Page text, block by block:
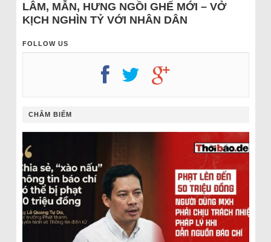
LÂM, MẪN, HƯNG NGỒI GHẾ MỚI – VỞ
KỊCH NGHÌN TỶ VỚI NHÂN DÂN
FOLLOW US
CHÂM BIẾM